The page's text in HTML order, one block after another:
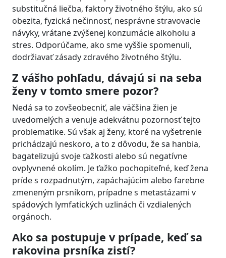
substitučná liečba, faktory životného štýlu, ako sú
obezita, fyzická nečinnosť, nesprávne stravovacie
návyky, vrátane zvýšenej konzumácie alkoholu a
stres. Odporúčame, ako sme vyššie spomenuli,
dodržiavať zásady zdravého životného štýlu.
Z vášho pohľadu, dávajú si na seba
ženy v tomto smere pozor?
Nedá sa to zovšeobecniť, ale väčšina žien je
uvedomelých a venuje adekvátnu pozornosť tejto
problematike. Sú však aj ženy, ktoré na vyšetrenie
prichádzajú neskoro, a to z dôvodu, že sa hanbia,
bagatelizujú svoje ťažkosti alebo sú negatívne
ovplyvnené okolím. Je ťažko pochopiteľné, keď žena
príde s rozpadnutým, zapáchajúcim alebo farebne
zmeneným prsníkom, prípadne s metastázami v
spádových lymfatických uzlinách či vzdialených
orgánoch.
Ako sa postupuje v prípade, keď sa
rakovina prsníka zistí?